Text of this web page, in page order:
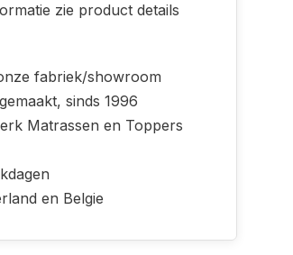
zie product details
fabriek/showroom
sinds 1996
Matrassen en Toppers
en Belgie